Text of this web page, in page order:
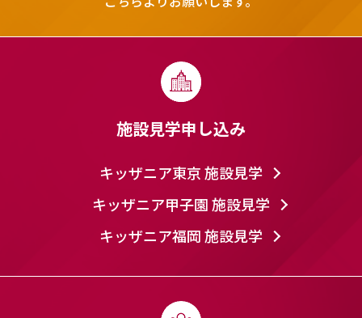
施設見学申し込み
キッザニア東京 施設見学
キッザニア甲子園 施設見学
キッザニア福岡 施設見学